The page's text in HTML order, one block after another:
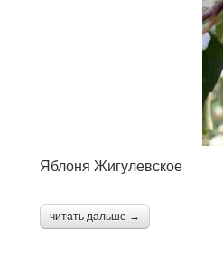
Яблоня Жигулевское
читать дальше →